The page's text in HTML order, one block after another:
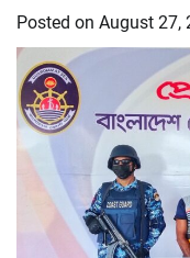
Posted on August 27,